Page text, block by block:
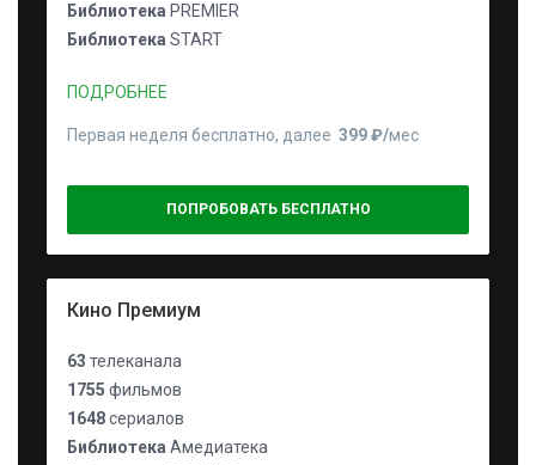
Библиотека PREMIER
Библиотека START
ПОДРОБНЕЕ
Первая неделя бесплатно, далее 399 ₽⁠/⁠мес
ПОПРОБОВАТЬ БЕСПЛАТНО
Кино Премиум
63 телеканала
1755 фильмов
1648сериалов
Библиотека Амедиатека